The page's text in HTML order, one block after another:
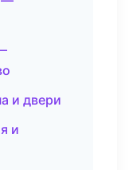
и двери
и